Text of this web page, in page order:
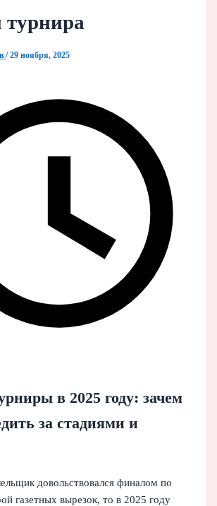
турнира
/29 ноября, 2025
в 2025 году: зачем
за стадиями и
довольствовался финалом по
газетных вырезок, то в 2025 году